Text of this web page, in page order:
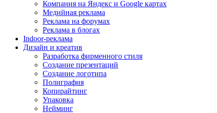
Компания на Яндекс и Google картах
Медийная реклама
Реклама на форумах
Реклама в блогах
Indoor-реклама
Дизайн и креатив
Разработка фирменного стиля
Создание презентаций
Создание логотипа
Полиграфия
Копирайтинг
Упаковка
Нейминг